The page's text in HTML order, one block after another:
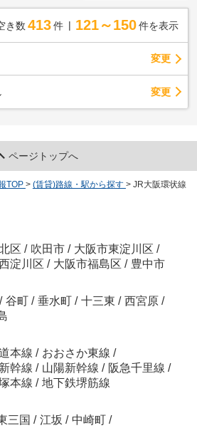
き数 413 件 121～150 件を表示
変更
変更
ページトップへ
TOP > (賃貸)路線・駅から探す > JR大阪環状線
区 / 吹田市 / 大阪市東淀川区 /
淀川区 / 大阪市福島区 / 豊中市
/ 谷町 / 垂水町 / 十三東 / 西宮原 /
本線 / おおさか東線 /
幹線 / 山陽新幹線 / 阪急千里線 /
本線 / 地下鉄堺筋線
三国 / 江坂 / 中崎町 /